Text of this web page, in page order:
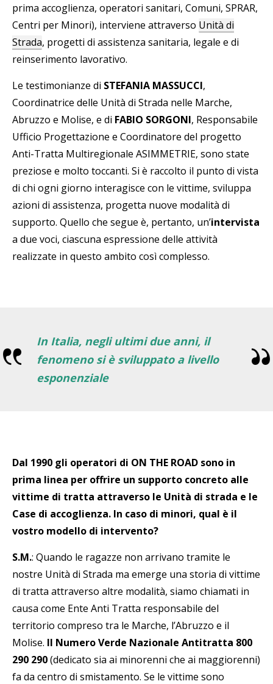
prima accoglienza, operatori sanitari, Comuni, SPRAR,
Centri per Minori), interviene attraverso Unità di
Strada, progetti di assistenza sanitaria, legale e di
reinserimento lavorativo.
Le testimonianze di STEFANIA MASSUCCI,
Coordinatrice delle Unità di Strada nelle Marche,
Abruzzo e Molise, e di FABIO SORGONI, Responsabile
Ufficio Progettazione e Coordinatore del progetto
Anti-Tratta Multiregionale ASIMMETRIE, sono state
preziose e molto toccanti. Si è raccolto il punto di vista
di chi ogni giorno interagisce con le vittime, sviluppa
azioni di assistenza, progetta nuove modalità di
supporto. Quello che segue è, pertanto, un’intervista
a due voci, ciascuna espressione delle attività
realizzate in questo ambito così complesso.
In Italia, negli ultimi due anni, il
fenomeno si è sviluppato a livello
esponenziale
Dal 1990 gli operatori di ON THE ROAD sono in
prima linea per offrire un supporto concreto alle
vittime di tratta attraverso le Unità di strada e le
Case di accoglienza. In caso di minori, qual è il
vostro modello di intervento?
S.M.: Quando le ragazze non arrivano tramite le
nostre Unità di Strada ma emerge una storia di vittime
di tratta attraverso altre modalità, siamo chiamati in
causa come Ente Anti Tratta responsabile del
territorio compreso tra le Marche, l’Abruzzo e il
Molise. Il Numero Verde Nazionale Antitratta 800
290 290(dedicato sia ai minorenni che ai maggiorenni)
fa da centro di smistamento. Se le vittime sono